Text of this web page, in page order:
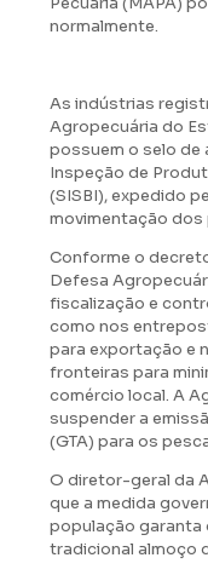
normalmente.
As indústrias
Agropecuária do
possuem o selo de
Inspeção de
(SISBI), expedido
movimentação dos
Conforme o
Defesa
fiscalização e
como nos
para exportação e
fronteiras para
comércio local. A
suspender a
(GTA) para os
O diretor-geral da
que a medida
população garanta
tradicional almoço